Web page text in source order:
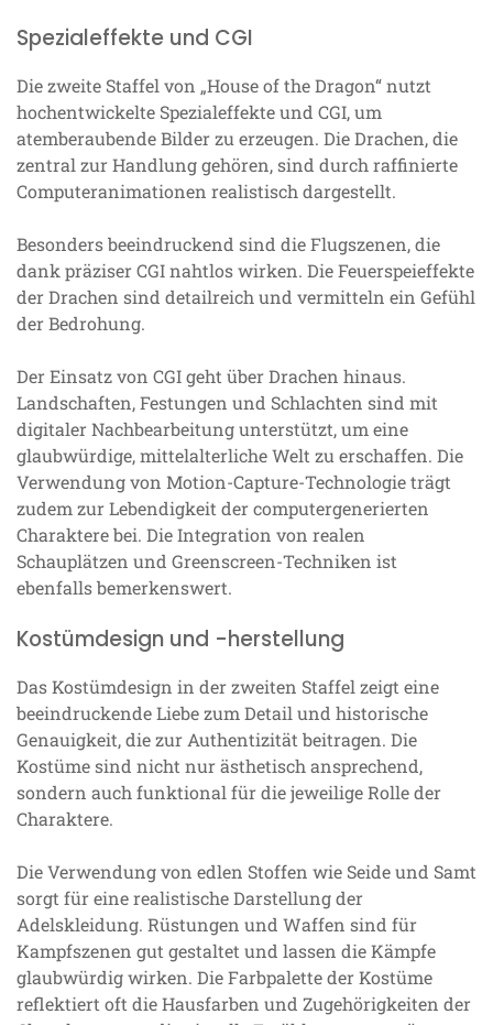
Spezialeffekte und CGI
Die zweite Staffel von „House of the Dragon“ nutzt
hochentwickelte Spezialeffekte und CGI, um
atemberaubende Bilder zu erzeugen. Die Drachen, die
zentral zur Handlung gehören, sind durch raffinierte
Computeranimationen realistisch dargestellt.
Besonders beeindruckend sind die Flugszenen, die
dank präziser CGI nahtlos wirken. Die Feuerspeieffekte
der Drachen sind detailreich und vermitteln ein Gefühl
der Bedrohung.
Der Einsatz von CGI geht über Drachen hinaus.
Landschaften, Festungen und Schlachten sind mit
digitaler Nachbearbeitung unterstützt, um eine
glaubwürdige, mittelalterliche Welt zu erschaffen. Die
Verwendung von Motion-Capture-Technologie trägt
zudem zur Lebendigkeit der computergenerierten
Charaktere bei. Die Integration von realen
Schauplätzen und Greenscreen-Techniken ist
ebenfalls bemerkenswert.
Kostümdesign und -herstellung
Das Kostümdesign in der zweiten Staffel zeigt eine
beeindruckende Liebe zum Detail und historische
Genauigkeit, die zur Authentizität beitragen. Die
Kostüme sind nicht nur ästhetisch ansprechend,
sondern auch funktional für die jeweilige Rolle der
Charaktere.
Die Verwendung von edlen Stoffen wie Seide und Samt
sorgt für eine realistische Darstellung der
Adelskleidung. Rüstungen und Waffen sind für
Kampfszenen gut gestaltet und lassen die Kämpfe
glaubwürdig wirken. Die Farbpalette der Kostüme
reflektiert oft die Hausfarben und Zugehörigkeiten der